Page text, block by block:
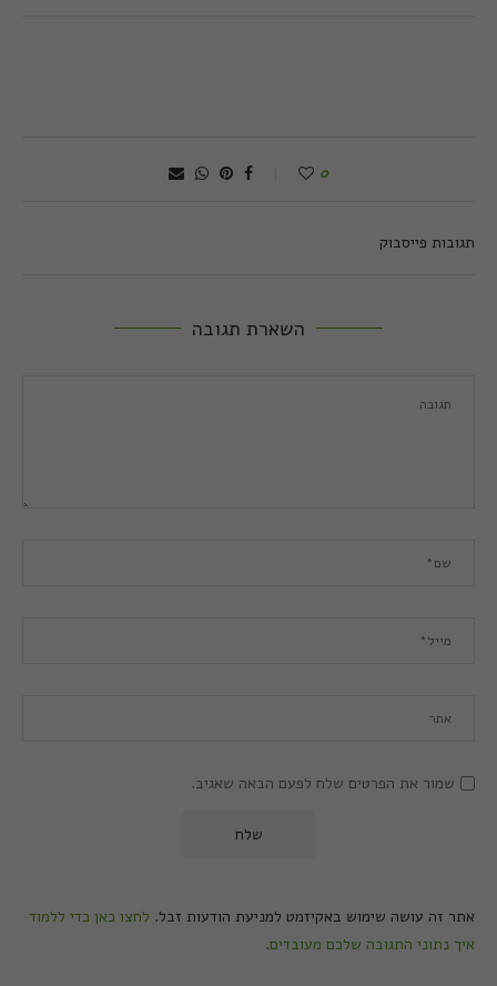
0
תגובות פייסבוק
השארת תגובה
שמור את הפרטים שלח לפעם הבאה שאגיב.
אתר זה עושה שימוש באקיזמט למניעת הודעות זבל. לחצו כאן כדי ללמוד
איך נתוני התגובה שלכם מעובדים.